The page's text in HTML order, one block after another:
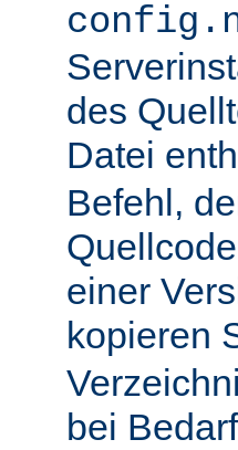
des
Datei
Befehl,
einer
kopieren
bei